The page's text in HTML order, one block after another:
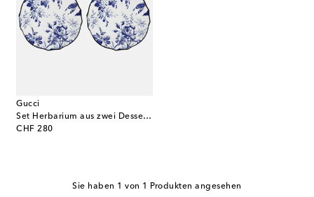
Gucci
Set Herbarium aus zwei Desserttellern
CHF 280
original price
Sie haben 1 von 1 Produkten angesehen